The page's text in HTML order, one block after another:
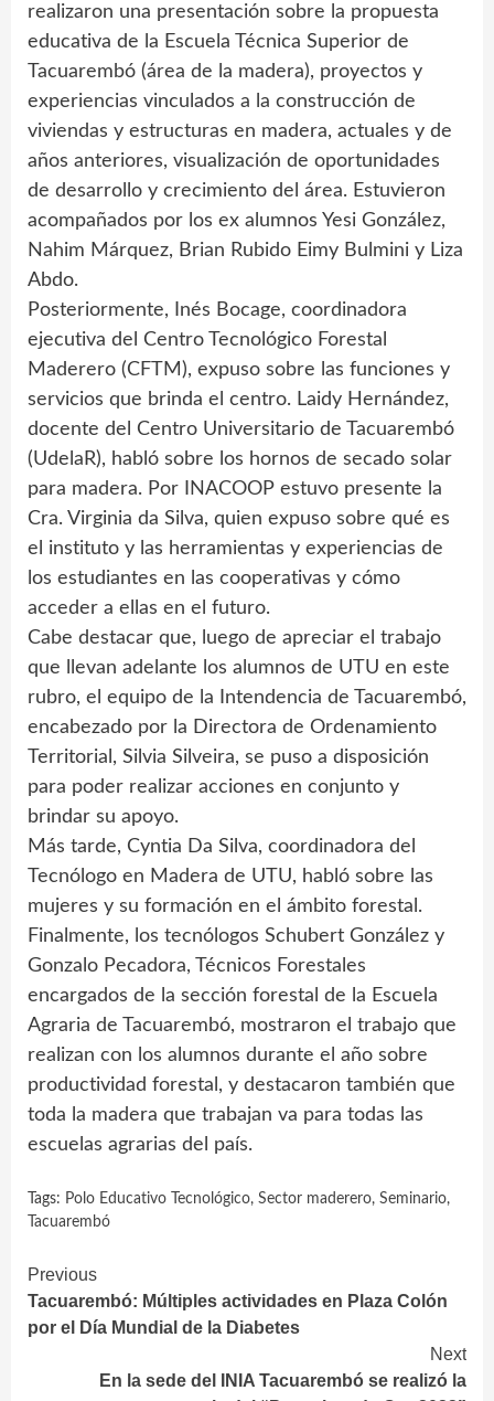
realizaron una presentación sobre la propuesta
educativa de la Escuela Técnica Superior de
Tacuarembó (área de la madera), proyectos y
experiencias vinculados a la construcción de
viviendas y estructuras en madera, actuales y de
años anteriores, visualización de oportunidades
de desarrollo y crecimiento del área. Estuvieron
acompañados por los ex alumnos Yesi González,
Nahim Márquez, Brian Rubido Eimy Bulmini y Liza
Abdo.
Posteriormente, Inés Bocage, coordinadora
ejecutiva del Centro Tecnológico Forestal
Maderero (CFTM), expuso sobre las funciones y
servicios que brinda el centro. Laidy Hernández,
docente del Centro Universitario de Tacuarembó
(UdelaR), habló sobre los hornos de secado solar
para madera. Por INACOOP estuvo presente la
Cra. Virginia da Silva, quien expuso sobre qué es
el instituto y las herramientas y experiencias de
los estudiantes en las cooperativas y cómo
acceder a ellas en el futuro.
Cabe destacar que, luego de apreciar el trabajo
que llevan adelante los alumnos de UTU en este
rubro, el equipo de la Intendencia de Tacuarembó,
encabezado por la Directora de Ordenamiento
Territorial, Silvia Silveira, se puso a disposición
para poder realizar acciones en conjunto y
brindar su apoyo.
Más tarde, Cyntia Da Silva, coordinadora del
Tecnólogo en Madera de UTU, habló sobre las
mujeres y su formación en el ámbito forestal.
Finalmente, los tecnólogos Schubert González y
Gonzalo Pecadora, Técnicos Forestales
encargados de la sección forestal de la Escuela
Agraria de Tacuarembó, mostraron el trabajo que
realizan con los alumnos durante el año sobre
productividad forestal, y destacaron también que
toda la madera que trabajan va para todas las
escuelas agrarias del país.
Tags: Polo Educativo Tecnológico, Sector maderero, Seminario,
Tacuarembó
Continue
Reading
Previous
Tacuarembó: Múltiples actividades en Plaza Colón
por el Día Mundial de la Diabetes
Next
En la sede del INIA Tacuarembó se realizó la